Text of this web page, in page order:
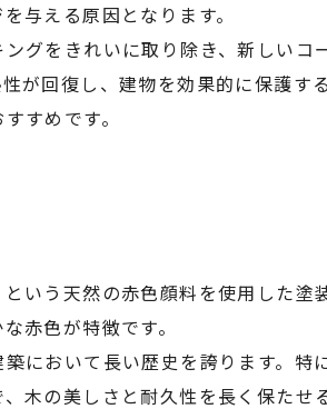
与える原因となります。
グをきれいに取り除き、新しいコ
が回復し、建物を効果的に保護す
すめです。
いう天然の赤色顔料を使用した塗
赤色が特徴です。
において長い歴史を誇ります。特
木の美しさと耐久性を長く保たせ